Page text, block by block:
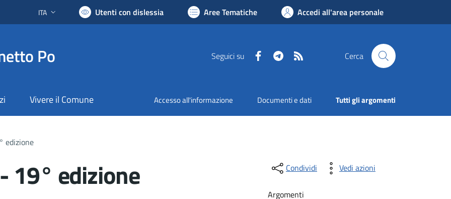
Lingua attiva:
ITA Utenti con dislessia Aree Tematiche Accedi all'area personale
Po Seguici su FacebookTelegram Cerca
Vivere il Comune Accesso all'informazione Documenti e dati Tutti gli argomenti
edizione
19° edizione Condividi Vedi azioni
Argomenti